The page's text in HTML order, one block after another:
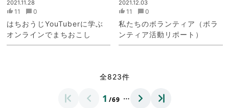
2021.11.28
11 0
はちおうじYouTuberに学ぶ
オンラインでまちおこし
2021.12.03
11 0
私たちのボランティア（ボラ
ンティア活動リポート）
全823件
1 /69 …